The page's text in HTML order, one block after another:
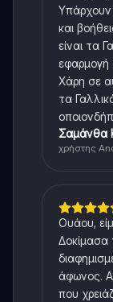
Υπάρχουν
και
είναι τα
εφαρμογή
Χάρη σε
τα
Σαμάνθα
χρήστης
Ουάου,
Δοκίμασα
άφωνος.
που